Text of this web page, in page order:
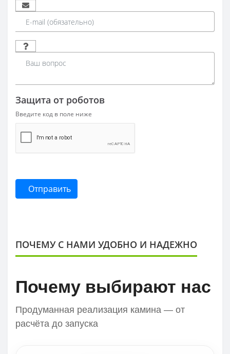
Защита от роботов
Введите код в поле ниже
Отправить
ПОЧЕМУ С НАМИ УДОБНО И НАДЕЖНО
Почему выбирают нас
Продуманная реализация камина — от
расчёта до запуска